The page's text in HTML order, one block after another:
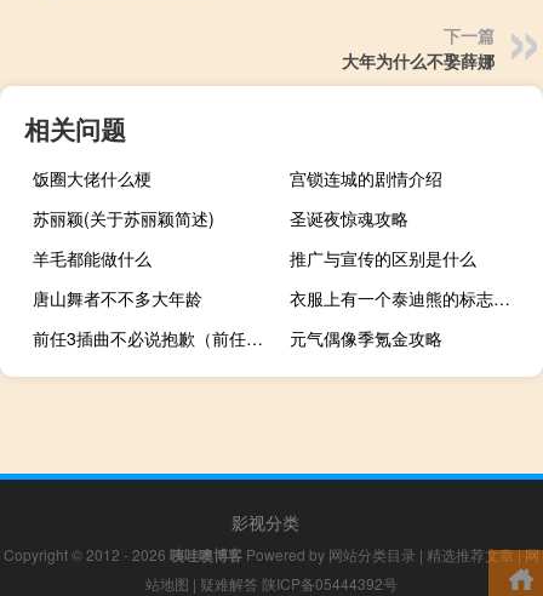
下一篇
大年为什么不娶薛娜
相关问题
饭圈大佬什么梗
宫锁连城的剧情介绍
苏丽颖(关于苏丽颖简述)
圣诞夜惊魂攻略
羊毛都能做什么
推广与宣传的区别是什么
唐山舞者不不多大年龄
衣服上有一个泰迪熊的标志是什么牌子
前任3插曲不必说抱歉（前任3插曲叫什么）
元气偶像季氪金攻略
影视分类
Copyright © 2012 - 2026 咦哇噢博客 Powered by 网站分类目录 | 精选推荐文章|网
站地图 | 疑难解答 陕ICP备05444392号